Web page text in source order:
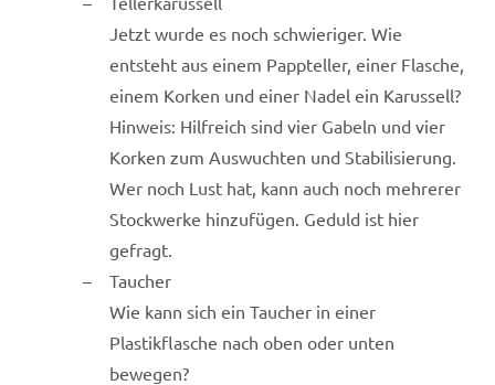
Jetzt wurde es noch schwieriger. Wie
entsteht aus einem Pappteller, einer Flasche,
einem Korken und einer Nadel ein Karussell?
Hinweis: Hilfreich sind vier Gabeln und vier
Korken zum Auswuchten und Stabilisierung.
Wer noch Lust hat, kann auch noch mehrerer
Stockwerke hinzufügen. Geduld ist hier
gefragt.
Taucher
Wie kann sich ein Taucher in einer
Plastikflasche nach oben oder unten
bewegen?